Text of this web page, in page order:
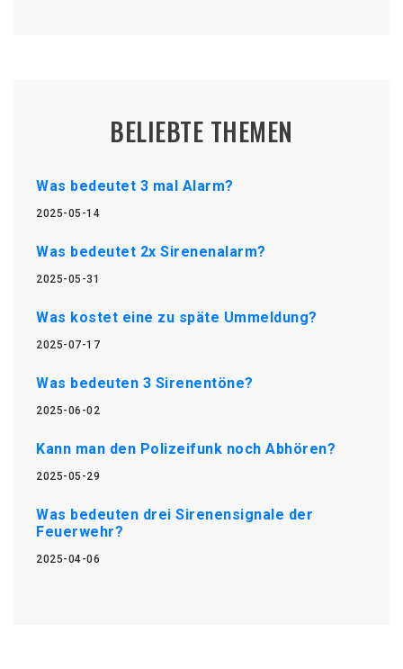
BELIEBTE THEMEN
Was bedeutet 3 mal Alarm?
2025-05-14
Was bedeutet 2x Sirenenalarm?
2025-05-31
Was kostet eine zu späte Ummeldung?
2025-07-17
Was bedeuten 3 Sirenentöne?
2025-06-02
Kann man den Polizeifunk noch Abhören?
2025-05-29
Was bedeuten drei Sirenensignale der
Feuerwehr?
2025-04-06